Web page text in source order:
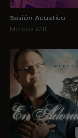
Sesión Acustica
Marcos Witt